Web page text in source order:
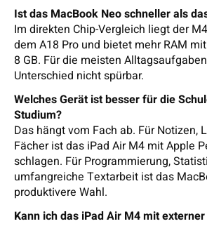
Ist das MacBook Neo schneller als
Im direkten Chip-Vergleich liegt der
dem A18 Pro und bietet mehr RAM
8 GB. Für die meisten
Unterschied nicht spürbar.
Welches Gerät ist besser für die
Studium?
Das hängt vom Fach ab. Für Notizen,
Fächer ist das iPad Air M4 mit Apple
schlagen. Für Programmierung,
umfangreiche Textarbeit ist das
produktivere Wahl.
Kann ich das iPad Air M4 mit